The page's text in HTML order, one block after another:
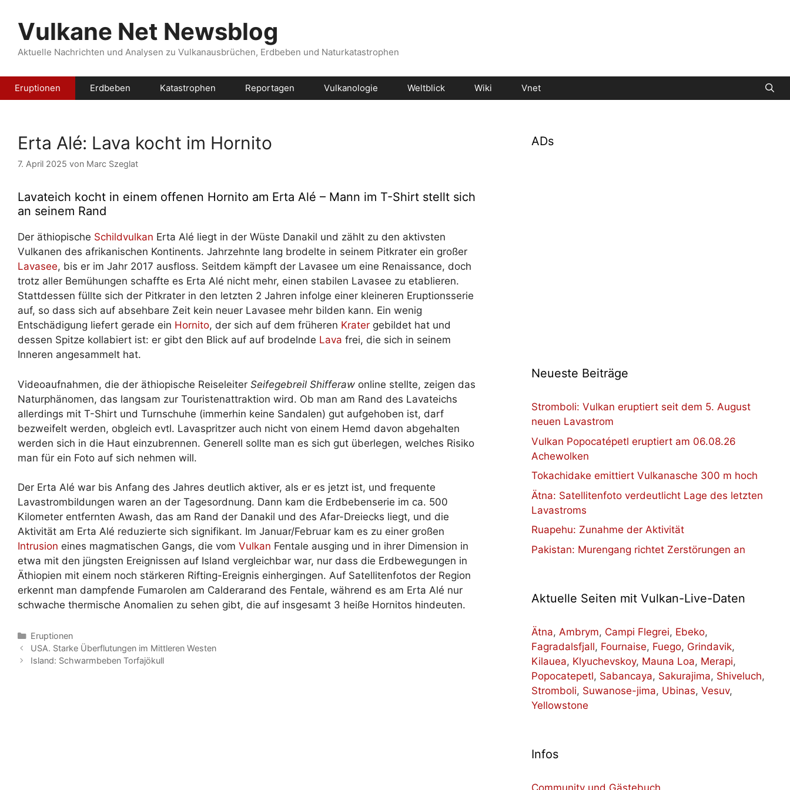
Inhalt
springenVulkane Net Newsblog
Aktuelle Nachrichten und Analysen zu Vulkanausbrüchen, Erdbeben und Naturkatastrophen
Eruptionen Erdbeben Katastrophen Reportagen Vulkanologie Weltblick Wiki Vnet
Erta Alé: Lava kocht im Hornito
7. April 2025 von Marc Szeglat
Lavateich kocht in einem offenen Hornito am Erta Alé – Mann im T-Shirt stellt sich
an seinem Rand
Der äthiopische Schildvulkan Erta Alé liegt in der Wüste Danakil und zählt zu den aktivsten
Vulkanen des afrikanischen Kontinents. Jahrzehnte lang brodelte in seinem Pitkrater ein großer
Lavasee, bis er im Jahr 2017 ausfloss. Seitdem kämpft der Lavasee um eine Renaissance, doch
trotz aller Bemühungen schaffte es Erta Alé nicht mehr, einen stabilen Lavasee zu etablieren.
Stattdessen füllte sich der Pitkrater in den letzten 2 Jahren infolge einer kleineren Eruptionsserie
auf, so dass sich auf absehbare Zeit kein neuer Lavasee mehr bilden kann. Ein wenig
Entschädigung liefert gerade ein Hornito, der sich auf dem früheren Krater gebildet hat und
dessen Spitze kollabiert ist: er gibt den Blick auf auf brodelnde Lava frei, die sich in seinem
Inneren angesammelt hat.
Videoaufnahmen, die der äthiopische Reiseleiter Seifegebreil Shifferaw online stellte, zeigen das
Naturphänomen, das langsam zur Touristenattraktion wird. Ob man am Rand des Lavateichs
allerdings mit T-Shirt und Turnschuhe (immerhin keine Sandalen) gut aufgehoben ist, darf
bezweifelt werden, obgleich evtl. Lavaspritzer auch nicht von einem Hemd davon abgehalten
werden sich in die Haut einzubrennen. Generell sollte man es sich gut überlegen, welches Risiko
man für ein Foto auf sich nehmen will.
Der Erta Alé war bis Anfang des Jahres deutlich aktiver, als er es jetzt ist, und frequente
Lavastrombildungen waren an der Tagesordnung. Dann kam die Erdbebenserie im ca. 500
Kilometer entfernten Awash, das am Rand der Danakil und des Afar-Dreiecks liegt, und die
Aktivität am Erta Alé reduzierte sich signifikant. Im Januar/Februar kam es zu einer großen
Intrusion eines magmatischen Gangs, die vom Vulkan Fentale ausging und in ihrer Dimension in
etwa mit den jüngsten Ereignissen auf Island vergleichbar war, nur dass die Erdbewegungen in
Äthiopien mit einem noch stärkeren Rifting-Ereignis einhergingen. Auf Satellitenfotos der Region
erkennt man dampfende Fumarolen am Calderarand des Fentale, während es am Erta Alé nur
schwache thermische Anomalien zu sehen gibt, die auf insgesamt 3 heiße Hornitos hindeuten.
Kategorien
Eruptionen
USA. Starke Überflutungen im Mittleren Westen
Island: Schwarmbeben Torfajökull
ADs
Neueste Beiträge
Stromboli: Vulkan eruptiert seit dem 5. August
neuen Lavastrom
Vulkan Popocatépetl eruptiert am 06.08.26
Achewolken
Tokachidake emittiert Vulkanasche 300 m hoch
Ätna: Satellitenfoto verdeutlicht Lage des letzten
Lavastroms
Ruapehu: Zunahme der Aktivität
Pakistan: Murengang richtet Zerstörungen an
Aktuelle Seiten mit Vulkan-Live-Daten
Ätna, Ambrym, Campi Flegrei, Ebeko,
Fagradalsfjall, Fournaise, Fuego, Grindavik,
Kilauea, Klyuchevskoy, Mauna Loa, Merapi,
Popocatepetl, Sabancaya, Sakurajima, Shiveluch,
Stromboli, Suwanose-jima, Ubinas, Vesuv,
Yellowstone
Infos
Community und Gästebuch